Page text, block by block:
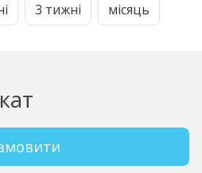
3 тижні місяць